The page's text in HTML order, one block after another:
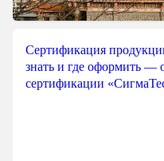
Сертификация
знать и где оформить —
сертификации